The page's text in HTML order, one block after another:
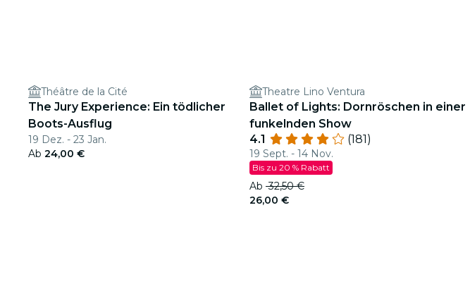
Théâtre de la Cité
The Jury Experience: Ein tödlicher
Boots-Ausflug
19 Dez. - 23 Jan.
Ab 24,00 €
Theatre Lino Ventura
Ballet of Lights: Dornröschen in einer
funkelnden Show
4.1
(181)
19 Sept. - 14 Nov.
Bis zu 20 % Rabatt
Ab 32,50 €
26,00 €